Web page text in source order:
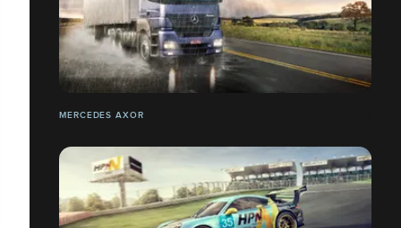
MERCEDES AXOR